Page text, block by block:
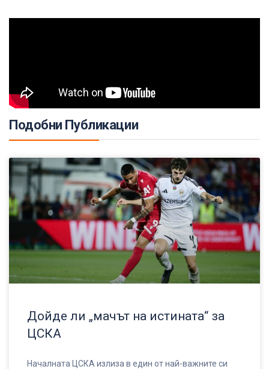
Подобни Публикации
Дойде ли „мачът на истината“ за
ЦСКА
Началната ЦСКА излиза в един от най-важните си